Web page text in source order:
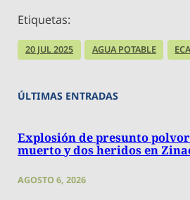
Etiquetas:
20 JUL 2025 AGUA POTABLE
ÚLTIMAS ENTRADAS
Explosión de presunto
muerto y dos heridos en
AGOSTO 6, 2026